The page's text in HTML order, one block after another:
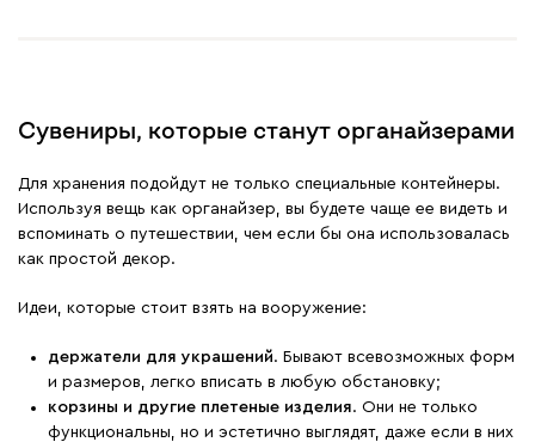
Сувениры, которые станут органайзерами
Для хранения подойдут не только специальные контейнеры.
Используя вещь как органайзер, вы будете чаще ее видеть и
вспоминать о путешествии, чем если бы она использовалась
как простой декор.
Идеи, которые стоит взять на вооружение:
держатели для украшений. Бывают всевозможных форм
и размеров, легко вписать в любую обстановку;
корзины и другие плетеные изделия. Они не только
функциональны, но и эстетично выглядят, даже если в них